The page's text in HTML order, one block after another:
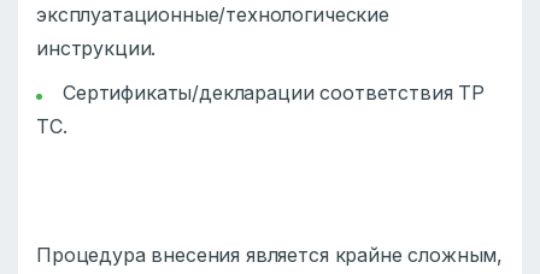
эксплуатационные/технологические
инструкции.
Сертификаты/декларации соответствия ТР
ТС.
Процедура внесения является крайне сложным,